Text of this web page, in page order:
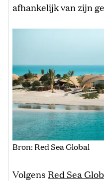
afhankelijk van zijn
Bron: Red Sea Global
Volgens Red Sea